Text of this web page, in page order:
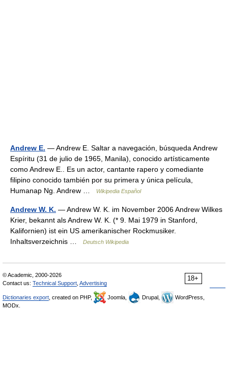
Andrew E. — Andrew E. Saltar a navegación, búsqueda Andrew
Espíritu (31 de julio de 1965, Manila), conocido artísticamente
como Andrew E.. Es un actor, cantante rapero y comediante
filipino conocido también por su primera y única película,
Humanap Ng. Andrew …
Wikipedia Español
Andrew W. K. — Andrew W. K. im November 2006 Andrew Wilkes
Krier, bekannt als Andrew W. K. (* 9. Mai 1979 in Stanford,
Kalifornien) ist ein US amerikanischer Rockmusiker.
Inhaltsverzeichnis …
Deutsch Wikipedia
18+
© Academic, 2000-2026
Contact us: Technical Support Advertising
Dictionaries export , created on PHP, Joomla, Drupal,
WordPress,
MODx.